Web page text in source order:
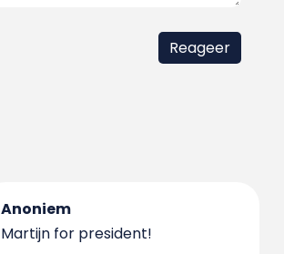
Anoniem
Martijn for president!